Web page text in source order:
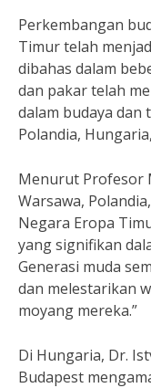
Perkembangan
Timur telah
dibahas dalam
dan pakar telah
dalam budaya
Polandia,
Menurut Profesor
Warsawa,
Negara Eropa
yang signifikan
Generasi muda
dan melestarikan
moyang mereka.”
Di Hungaria, Dr.
Budapest